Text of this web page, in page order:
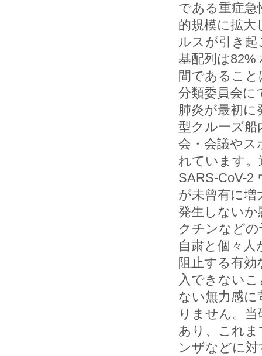
である重症急
的規模に拡大
ルスが引き起
基配列は82%
間であるこ
分類委員会に
肺炎が最初に
型クルーズ船
会・会議やス
れています
SARS-CoV-2
が未曾有に増
発生しない
クチンなど
自粛と個々
阻止する有
入できない
ない無力感
りません。
あり、これ
ンザなどに